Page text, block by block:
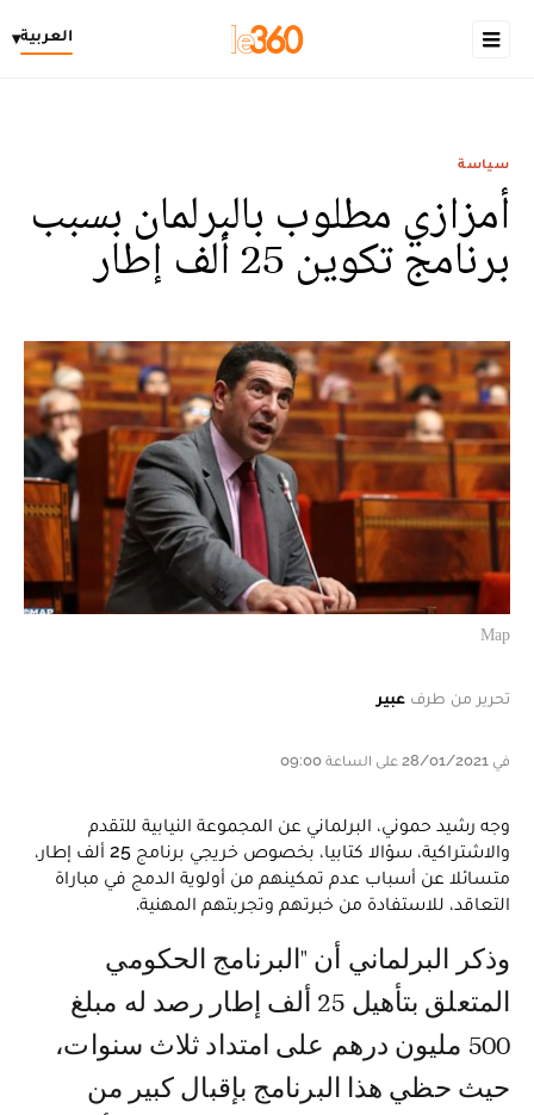
العربية▾
سياسة
أمزازي مطلوب بالبرلمان بسبب
برنامج تكوين 25 ألف إطار
Map
تحرير من طرف عبير
في 28/01/2021 على الساعة 09:00
وجه رشيد حموني، البرلماني عن المجموعة النيابية للتقدم
والاشتراكية، سؤالا كتابيا، بخصوص خريجي برنامج 25 ألف إطار،
متسائلا عن أسباب عدم تمكينهم من أولوية الدمج في مباراة
التعاقد، للاستفادة من خبرتهم وتجربتهم المهنية.
وذكر البرلماني أن "البرنامج الحكومي
المتعلق بتأهيل 25 ألف إطار رصد له مبلغ
500 مليون درهم على امتداد ثلاث سنوات،
حيث حظي هذا البرنامج بإقبال كبير من